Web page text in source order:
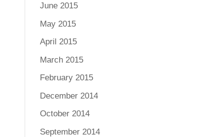
June 2015
May 2015
April 2015
March 2015
February 2015
December 2014
October 2014
September 2014